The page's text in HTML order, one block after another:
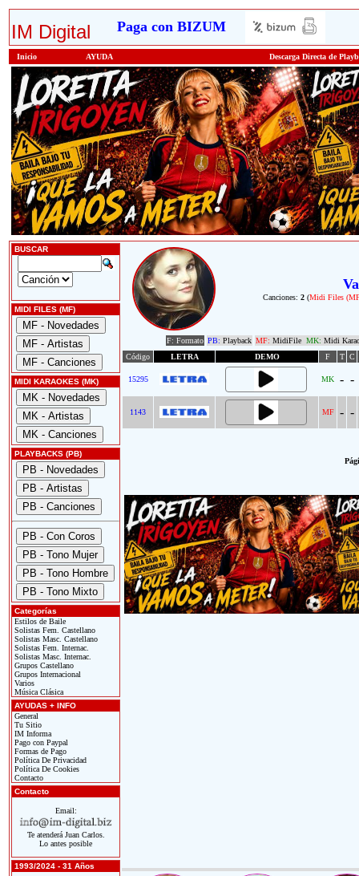
IM Digital Paga con BIZUM
Inicio AYUDA Descarga Directa de
BUSCAR
MIDI FILES (MF)
MIDI KARAOKES (MK)
PLAYBACKS (PB)
Categorías
Estilos de Baile
Solistas Fem. Castellano
Solistas Masc. Castellano
Solistas Fem. Internac.
Solistas Masc. Internac.
Grupos Castellano
Grupos Internacional
Varios
Música Clásica
AYUDAS + INFO
General
Tu Sitio
IM Informa
Pago con Paypal
Formas de Pago
Política De Privacidad
Política De Cookies
Contacto
Contacto
Email:
Te atenderá Juan Carlos.
Lo antes posible
1993/2024 - 31 Años
Canciones: 2 (Midi Files
F: Formato PB: Playback MF: MidiFile MK: Midi
Código
LETRA DEMO F T C
15295 MK - -
1143 MF - -